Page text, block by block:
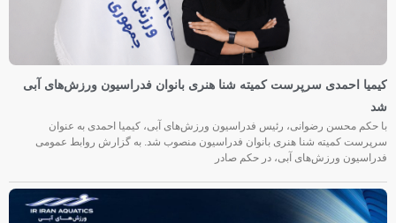
کیمیا احمدی سرپرست کمیته شنا هنری بانوان فدراسیون ورزش‌های آبی
شد
با حکم محسن رضوانی، رئیس فدراسیون ورزش‌های آبی، کیمیا احمدی به عنوان
سرپرست کمیته شنا هنری بانوان فدراسیون منصوب شد. به گزارش روابط عمومی
فدراسیون ورزش‌های آبی، در حکم صادر